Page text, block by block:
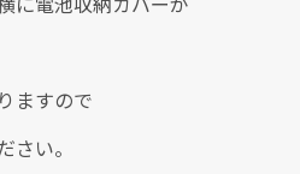
ますので
さい。
ージにジャンプします
ージにジャンプします